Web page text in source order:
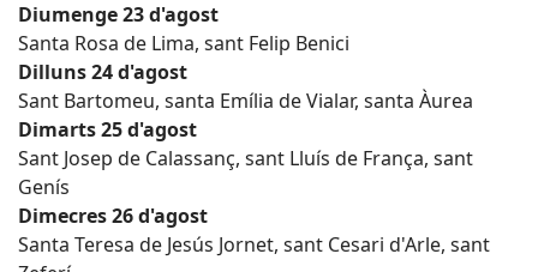
Diumenge 23 d'agost
Santa Rosa de Lima, sant Felip Benici
Dilluns 24 d'agost
Sant Bartomeu, santa Emília de Vialar, santa Àurea
Dimarts 25 d'agost
Sant Josep de Calassanç, sant Lluís de França, sant
Genís
Dimecres 26 d'agost
Santa Teresa de Jesús Jornet, sant Cesari d'Arle, sant